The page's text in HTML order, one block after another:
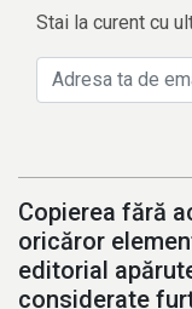
Stai la curent cu
Copierea fără
oricăror
editorial
considerate